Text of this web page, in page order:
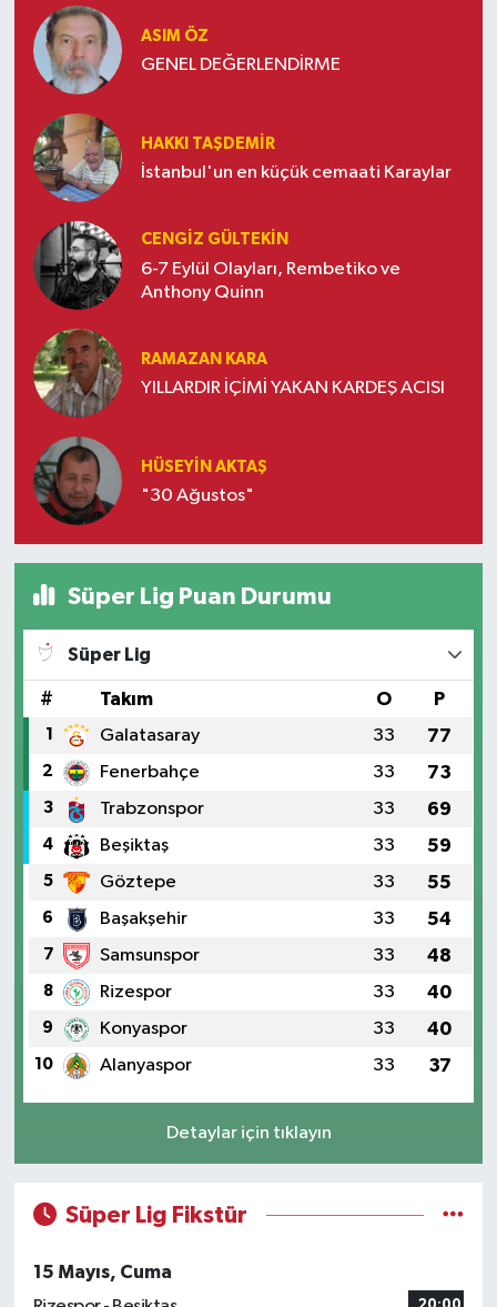
ASIM ÖZ
GENEL DEĞERLENDİRME
HAKKI TAŞDEMIR
İstanbul'un en küçük cemaati Karaylar
CENGIZ GÜLTEKIN
6-7 Eylül Olayları, Rembetiko ve
Anthony Quinn
RAMAZAN KARA
YILLARDIR İÇİMİ YAKAN KARDEŞ ACISI
HÜSEYIN AKTAŞ
"30 Ağustos"
Süper Lig Puan Durumu
Süper Lig
# Takım O P
1 Galatasaray 33 77
2 Fenerbahçe 33 73
3 Trabzonspor 33 69
4 Beşiktaş 33 59
5 Göztepe 33 55
6 Başakşehir 33 54
7 Samsunspor 33 48
8 Rizespor 33 40
9 Konyaspor 33 40
10 Alanyaspor 33 37
Detaylar için tıklayın
Süper Lig Fikstür
15 Mayıs, Cuma